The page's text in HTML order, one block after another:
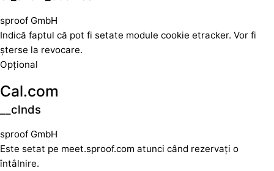
sproof GmbH
Indică faptul că pot fi setate module cookie etracker. Vor fi
șterse la revocare.
Opțional
Cal.com
__clnds
sproof GmbH
Este setat pe meet.sproof.com atunci când rezervați o
întâlnire.